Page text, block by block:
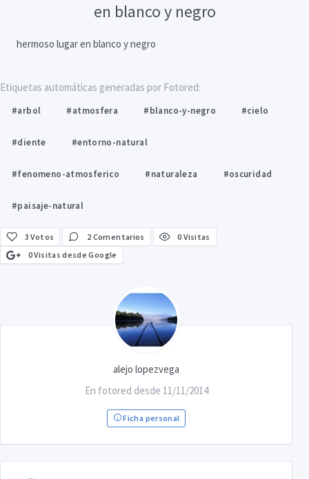
en blanco y negro
hermoso lugar en blanco y negro
Etiquetas automáticas generadas por Fotored:
#arbol #atmosfera #blanco-y-negro #cielo
#diente #entorno-natural
#fenomeno-atmosferico #naturaleza #oscuridad
#paisaje-natural
3 Votos 2 Comentarios
0 Visitas
0 Visitas desde Google
alejo lopezvega
En fotored desde 11/11/2014
Ficha personal